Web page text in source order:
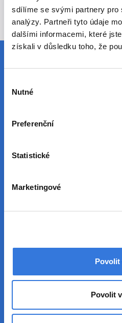
sdílíme se svými partnery pro
analýzy. Partneři tyto údaje
dalšími informacemi, které
získali v důsledku toho, že
souhlasu
Nutné
Preferenční
Statistické
Marketingové
Povolit
Povolit
Máte zájem
Vyplňte prosím formulář
Jméno a příjmení *
Program
Uveďte jméno a
Zpráva *